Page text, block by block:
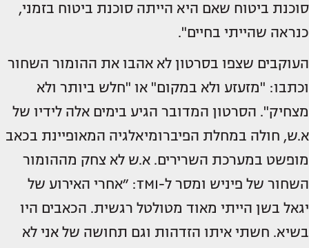
סוכנת ביטוח שאם היא הייתה סוכנת ביטוח בזמני,
כנראה שהייתי בחיים".
העוקבים שצפו בסרטון לא אהבו את ההומור השחור
וכתבו: "מזעזע ולא במקום" או "חלש ביותר ולא
מצחיק". הסרטון המדובר הגיע בימים אלה לידיו של
א.ש, חולה במחלת הפיברומיאלגיה המאופיינת בכאב
מופשט במערכת השרירים. א.ש לא צחק מההומור
השחור של פיניש ומסר ל-TMI: ״אחרי האירוע של
יגאל בשן הייתי מאוד מטולטל רגשית. הכאבים היו
בשיא. חשתי איתו הזדהות וגם תחושה של אני לא